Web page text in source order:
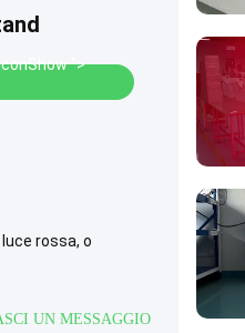
">
rossa, o
UN MESSAGGIO